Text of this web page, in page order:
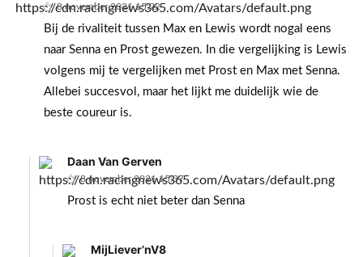
8 november 2021 15:22
Bij de rivaliteit tussen Max en Lewis wordt nogal eens
naar Senna en Prost gewezen. In die vergelijking is Lewis
volgens mij te vergelijken met Prost en Max met Senna.
Allebei succesvol, maar het lijkt me duidelijk wie de
beste coureur is.
Daan Van Gerven
8 november 2021 15:37
Prost is echt niet beter dan Senna
MijLiever’nV8